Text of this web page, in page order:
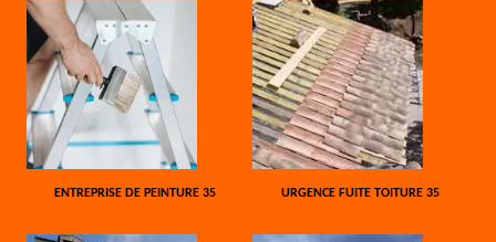
ENTREPRISE DE PEINTURE 35 URGENCE FUITE TOITURE 35